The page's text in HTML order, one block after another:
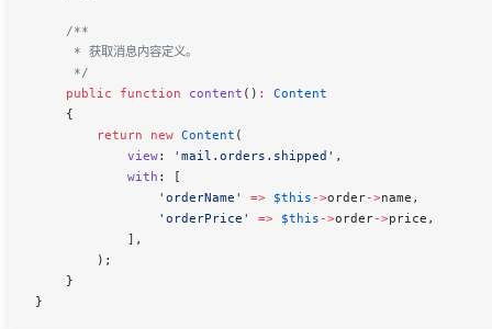
    /**
     * 获取消息内容定义。
     */
    public
function content () :
Content
    {
        return
new Content (
            view
: 'mail.orders.shipped' ,
            with
:
[
                'orderName'
=> $this ->order->name ,
                'orderPrice'
=> $this ->order->price ,
            ],
        );
    }
}